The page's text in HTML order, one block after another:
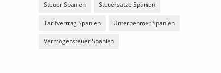
Steuer Spanien Steuersätze Spanien
Tarifvertrag Spanien Unternehmer Spanien
Vermögensteuer Spanien